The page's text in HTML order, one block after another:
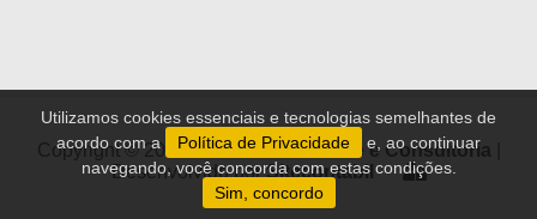
Utilizamos cookies essenciais e tecnologias semelhantes de
acordo com a
Política de Privacidade
e, ao continuar
navegando, você concorda com estas condições.
Sim, concordo
Copyright © 2020DPS Contabilidade e Consultoria
Desenvolvido porSitecontabil